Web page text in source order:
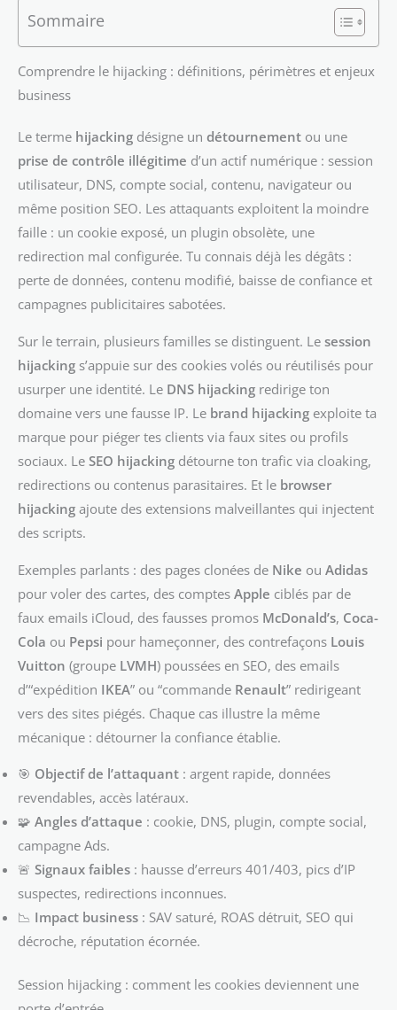
Sommaire
Comprendre le hijacking : définitions, périmètres et enjeux
business
Le terme hijacking désigne un détournement ou une
prise de contrôle illégitime d’un actif numérique : session
utilisateur, DNS, compte social, contenu, navigateur ou
même position SEO. Les attaquants exploitent la moindre
faille : un cookie exposé, un plugin obsolète, une
redirection mal configurée. Tu connais déjà les dégâts :
perte de données, contenu modifié, baisse de confiance et
campagnes publicitaires sabotées.
Sur le terrain, plusieurs familles se distinguent. Le session
hijacking s’appuie sur des cookies volés ou réutilisés pour
usurper une identité. Le DNS hijacking redirige ton
domaine vers une fausse IP. Le brand hijacking exploite ta
marque pour piéger tes clients via faux sites ou profils
sociaux. Le SEO hijacking détourne ton trafic via cloaking,
redirections ou contenus parasitaires. Et le browser
hijacking ajoute des extensions malveillantes qui injectent
des scripts.
Exemples parlants : des pages clonées de Nike ou Adidas
pour voler des cartes, des comptes Apple ciblés par de
faux emails iCloud, des fausses promos McDonald’s, Coca-
Cola ou Pepsi pour hameçonner, des contrefaçons Louis
Vuitton (groupe LVMH) poussées en SEO, des emails
d’“expédition IKEA” ou “commande Renault” redirigeant
vers des sites piégés. Chaque cas illustre la même
mécanique : détourner la confiance établie.
🎯 Objectif de l’attaquant : argent rapide, données
revendables, accès latéraux.
🧩 Angles d’attaque : cookie, DNS, plugin, compte social,
campagne Ads.
🚨 Signaux faibles : hausse d’erreurs 401/403, pics d’IP
suspectes, redirections inconnues.
📉 Impact business : SAV saturé, ROAS détruit, SEO qui
décroche, réputation écornée.
Session hijacking : comment les cookies deviennent une